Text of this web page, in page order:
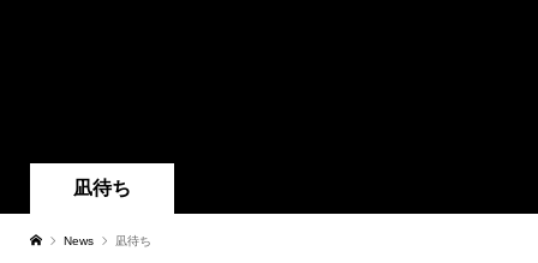
凪待ち
News 凪待ち